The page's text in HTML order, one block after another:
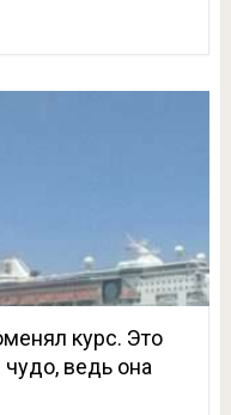
курс. Это
ведь она